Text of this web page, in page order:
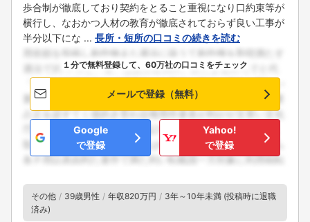
歩合制が徹底しており契約をとること重視になり口約束等が
横行し、なおかつ人材の教育が徹底されておらず良い工事が
半分以下にな ... 長所・短所の口コミの続きを読む
１分で無料登録して、60万社の口コミをチェック
メールで登録（無料）
Google
で登録
Yahoo!
で登録
その他 39歳男性 年収820万円
3年～10年未満 (投稿時に退職
済み)